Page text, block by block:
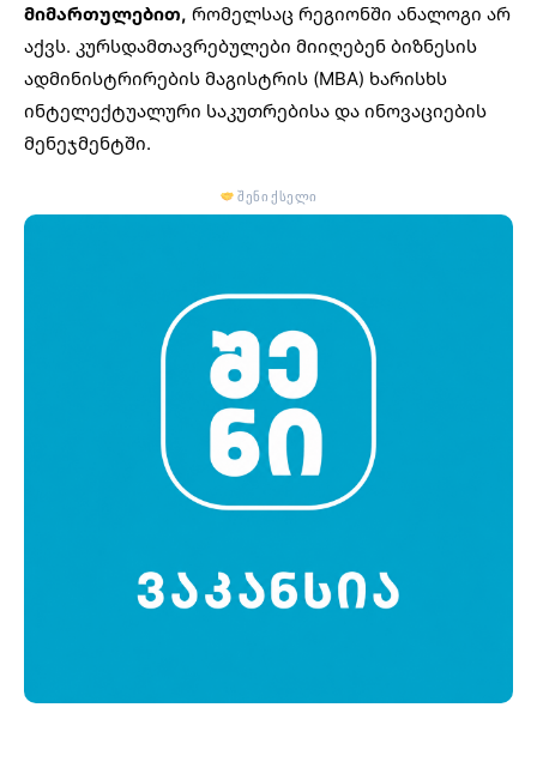
მიმართულებით, რომელსაც რეგიონში ანალოგი არ
აქვს. კურსდამთავრებულები მიიღებენ ბიზნესის
ადმინისტრირების მაგისტრის (MBA) ხარისხს
ინტელექტუალური საკუთრებისა და ინოვაციების
მენეჯმენტში.
შენი ქსელი